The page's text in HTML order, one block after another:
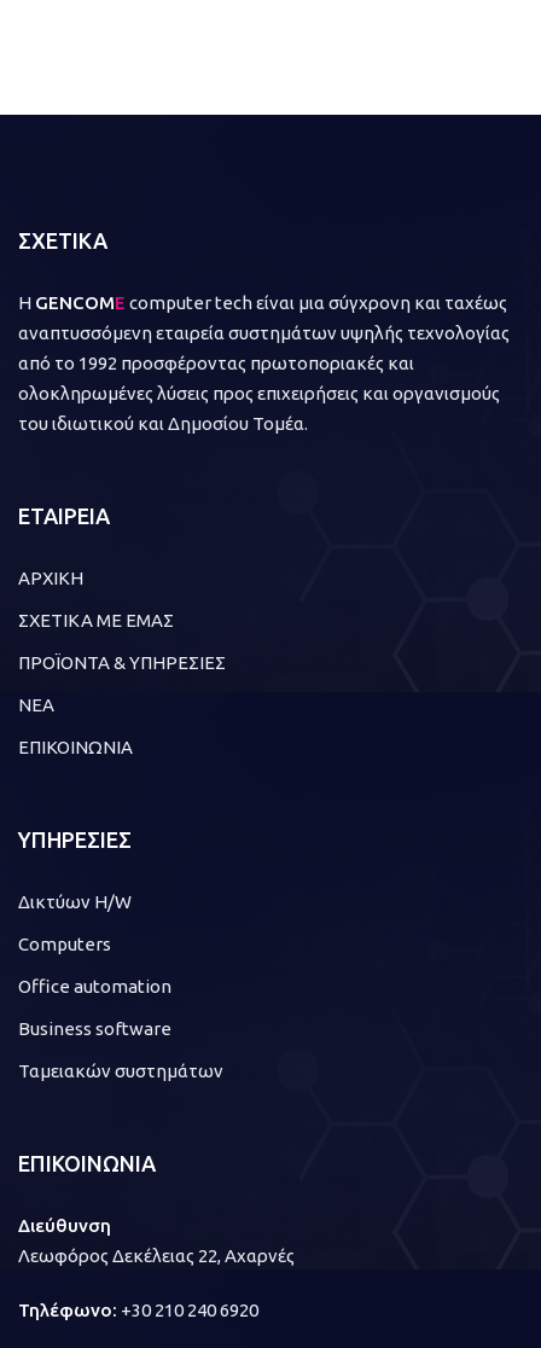
ΣΧΕΤΙΚΑ
Η GENCOME computer tech είναι μια σύγχρονη και ταχέως
αναπτυσσόμενη εταιρεία συστημάτων υψηλής τεχνολογίας
από το 1992 προσφέροντας πρωτοποριακές και
ολοκληρωμένες λύσεις προς επιχειρήσεις και οργανισμούς
του ιδιωτικού και Δημοσίου Τομέα.
ΕΤΑΙΡΕΙΑ
ΑΡΧΙΚΗ
ΣΧΕΤΙΚΑ ΜΕ ΕΜΑΣ
ΠΡΟΪΟΝΤΑ & ΥΠΗΡΕΣΙΕΣ
ΝΕΑ
ΕΠΙΚΟΙΝΩΝΙΑ
ΥΠΗΡΕΣΙΕΣ
Δικτύων H/W
Computers
Office automation
Business software
Ταμειακών συστημάτων
ΕΠΙΚΟΙΝΩΝΙΑ
Διεύθυνση
Λεωφόρος Δεκέλειας 22, Αχαρνές
Τηλέφωνο: +30 210 240 6920